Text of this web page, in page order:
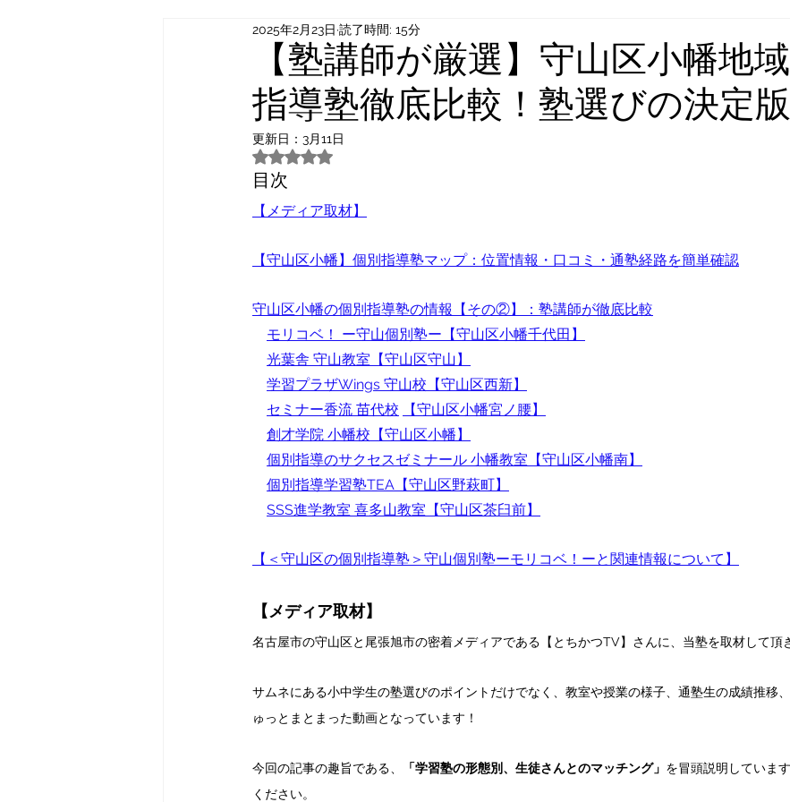
【塾講師が厳選】守山区小幡地
指導塾徹底比較！塾選びの決定
2025年2月23日 読了時間: 15分
更新日： 3月11日
5つ星のうちNaNと評価されています。
目次
【メディア取材】
【守山区小幡】個別指導塾マップ：位置情報・口コミ・通塾経路を簡単確認
守山区小幡の個別指導塾の情報【その②】：塾講師が徹底比較
モリコベ！ ー守山個別塾ー 【守山区小幡千代田】
光葉舎 守山教室 【守山区守山】
学習プラザWings 守山校 【守山区西新】
セミナー香流 苗代校
【守山区小幡宮ノ腰】
創才学院 小幡校 【守山区小幡】
個別指導のサクセスゼミナール 小幡教室 【守山区小幡南】
個別指導学習塾TEA 【守山区野萩町】
SSS進学教室 喜多山教室 【守山区茶臼前】
【＜守山区の個別指導塾＞守山個別塾ーモリコベ！ーと関連情報について】
【メディア取材】
名古屋市の守山区と尾張旭市の密着メディアである【とちかつTV】さんに、当塾を取材して頂
サムネにある小中学生の塾選びのポイントだけでなく、教室や授業の様子、通塾生の成績推移
ゅっとまとまった動画となっています！
今回の記事の趣旨である、 「学習塾の形態別、生徒さんとのマッチング」 を冒頭説明していま
ください。